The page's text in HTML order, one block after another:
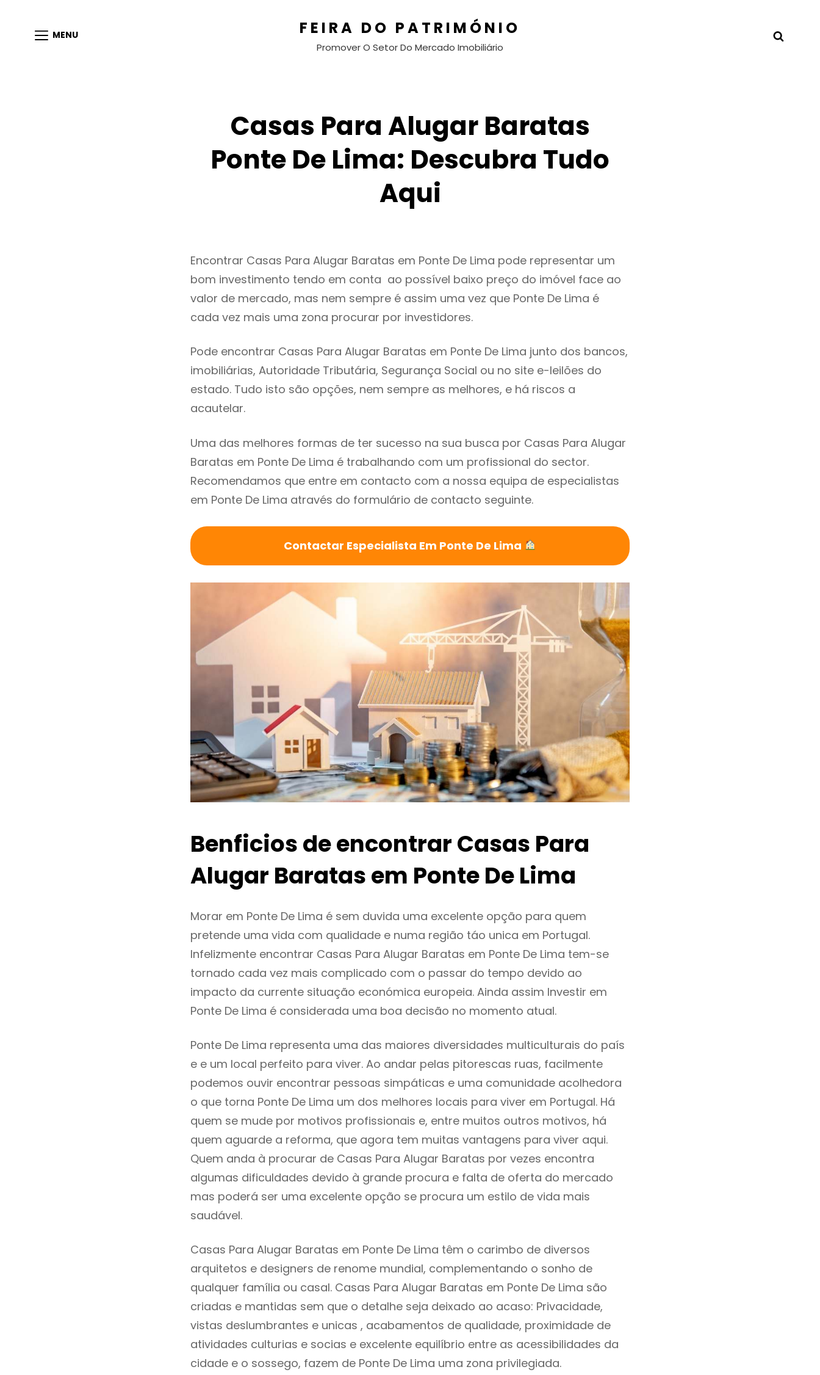
MENU FEIRA DO PATRIMÓNIO
Promover O Setor Do Mercado Imobiliário
Casas Para Alugar Baratas
Ponte De Lima: Descubra Tudo
Aqui
Encontrar Casas Para Alugar Baratas em Ponte De Lima pode representar um
bom investimento tendo em conta ao possível baixo preço do imóvel face ao
valor de mercado, mas nem sempre é assim uma vez que Ponte De Lima é
cada vez mais uma zona procurar por investidores.
Pode encontrar Casas Para Alugar Baratas em Ponte De Lima junto dos bancos,
imobiliárias, Autoridade Tributária, Segurança Social ou no site e-leilões do
estado. Tudo isto são opções, nem sempre as melhores, e há riscos a
acautelar.
Uma das melhores formas de ter sucesso na sua busca por Casas Para Alugar
Baratas em Ponte De Lima é trabalhando com um profissional do sector.
Recomendamos que entre em contacto com a nossa equipa de especialistas
em Ponte De Lima através do formulário de contacto seguinte.
Contactar Especialista Em Ponte De Lima
Benficios de encontrar Casas Para
Alugar Baratas em Ponte De Lima
Morar em Ponte De Lima é sem duvida uma excelente opção para quem
pretende uma vida com qualidade e numa região táo unica em Portugal.
Infelizmente encontrar Casas Para Alugar Baratas em Ponte De Lima tem-se
tornado cada vez mais complicado com o passar do tempo devido ao
impacto da currente situação económica europeia. Ainda assim Investir em
Ponte De Lima é considerada uma boa decisão no momento atual.
Ponte De Lima representa uma das maiores diversidades multiculturais do país
e e um local perfeito para viver. Ao andar pelas pitorescas ruas, facilmente
podemos ouvir encontrar pessoas simpáticas e uma comunidade acolhedora
o que torna Ponte De Lima um dos melhores locais para viver em Portugal. Há
quem se mude por motivos profissionais e, entre muitos outros motivos, há
quem aguarde a reforma, que agora tem muitas vantagens para viver aqui.
Quem anda à procurar de Casas Para Alugar Baratas por vezes encontra
algumas dificuldades devido à grande procura e falta de oferta do mercado
mas poderá ser uma excelente opção se procura um estilo de vida mais
saudável.
Casas Para Alugar Baratas em Ponte De Lima têm o carimbo de diversos
arquitetos e designers de renome mundial, complementando o sonho de
qualquer família ou casal. Casas Para Alugar Baratas em Ponte De Lima são
criadas e mantidas sem que o detalhe seja deixado ao acaso: Privacidade,
vistas deslumbrantes e unicas , acabamentos de qualidade, proximidade de
atividades culturias e socias e excelente equilíbrio entre as acessibilidades da
cidade e o sossego, fazem de Ponte De Lima uma zona privilegiada.